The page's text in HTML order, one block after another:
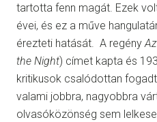
tartotta fenn magát. Ezek
évei, és ez a műve
érezteti hatását. A regény
the Night) címet kapta és
kritikusok csalódottan
valami jobbra, nagyobbra
olvasóközönség sem